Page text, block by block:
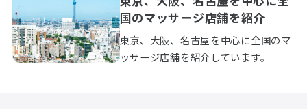
国のマッサージ店舗を紹介
東京、大阪、名古屋を中心に全国のマ
ッサージ店舗を紹介しています。